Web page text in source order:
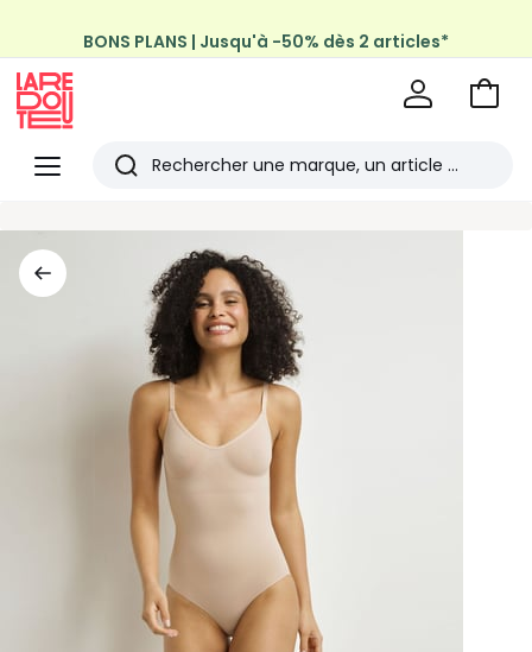
BONS PLANS | Jusqu'à -50% dès 2 articles*
Menu
Redoute
Rechercher
derniers
articles
consultés
Aller